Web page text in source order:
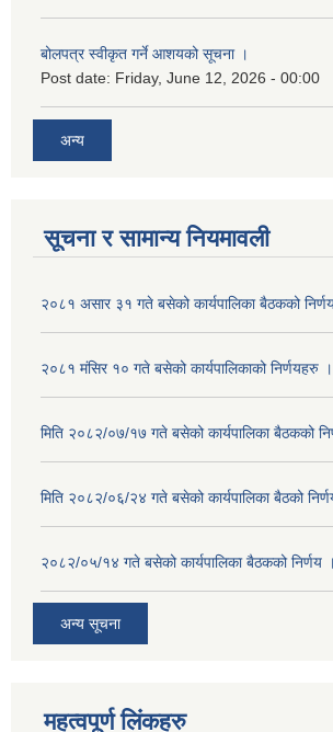
बोलपत्र स्वीकृत गर्ने आशयको सूचना ।
Post date: Friday, June 12, 2026 - 00:00
अन्य
सूचना र सामान्य नियमावली
२०८१ असार ३१ गते बसेको कार्यपालिका बैठकको
२०८१ मंसिर १० गते बसेको कार्यपालिकाको निर्णयहरु ।
मिति २०८२/०७/१७ गते बसेको कार्यपालिका बैठकको
मिति २०८२/०६/२४ गते बसेको कार्यपालिका बैठको
२०८२/०५/१४ गते बसेको कार्यपालिका बैठकको निर्णय ।
अन्य सूचना
महत्वपूर्ण लिंकहरु